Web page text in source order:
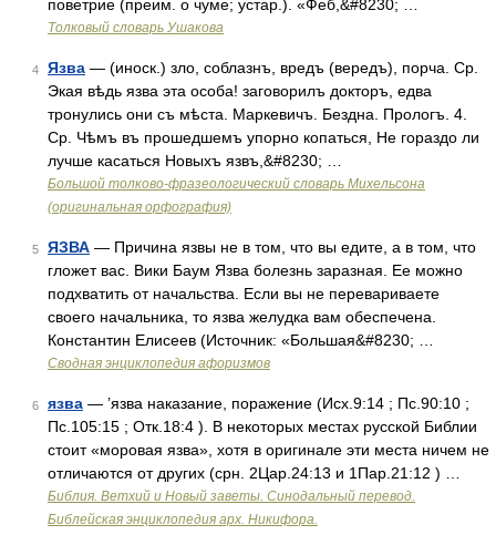
поветрие (преим. о чуме; устар.). «Феб,&#8230; …
Толковый словарь Ушакова
4 Язва — (иноск.) зло, соблазнъ, вредъ (вередъ), порча. Ср.
Экая вѣдь язва эта особа! заговорилъ докторъ, едва
тронулись они съ мѣста. Маркевичъ. Бездна. Прологъ. 4.
Ср. Чѣмъ въ прошедшемъ упорно копаться, Не гораздо ли
лучше касаться Новыхъ язвъ,&#8230; …
Большой толково-фразеологический словарь Михельсона
(оригинальная орфография)
5 ЯЗВА — Причина язвы не в том, что вы едите, а в том, что
гложет вас. Вики Баум Язва болезнь заразная. Ее можно
подхватить от начальства. Если вы не перевариваете
своего начальника, то язва желудка вам обеспечена.
Константин Елисеев (Источник: «Большая&#8230; …
Сводная энциклопедия афоризмов
6 язва — ’язва наказание, поражение (Исх.9:14 ; Пс.90:10 ;
Пс.105:15 ; Отк.18:4 ). В некоторых местах русской Библии
стоит «моровая язва», хотя в оригинале эти места ничем не
отличаются от других (срн. 2Цар.24:13 и 1Пар.21:12 ) …
Библия. Ветхий и Новый заветы. Синодальный перевод.
Библейская энциклопедия арх. Никифора.